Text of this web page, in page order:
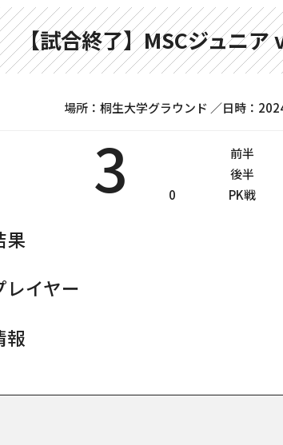
【試合終了】MSCジュニア
場所：桐生大学グラウンド ／日時：
3
前半
後半
0
PK戦
果
レイヤー
報